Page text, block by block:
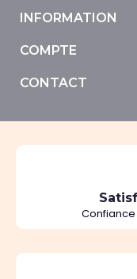
INFORMATION
COMPTE
CONTACT